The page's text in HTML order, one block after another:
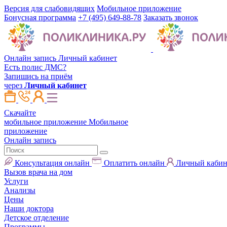
Версия для слабовидящих Мобильное приложение
Бонусная программа +7 (495) 649-88-78 Заказать звонок
Онлайн запись Личный кабинет
Есть полис ДМС?
Запишись на приём
через Личный кабинет
Скачайте
мобильное приложение Мобильное
приложение
Онлайн запись
Консультация онлайн Оплатить онлайн
Личный
Вызов врача на дом
Услуги
Анализы
Цены
Наши доктора
Детское отделение